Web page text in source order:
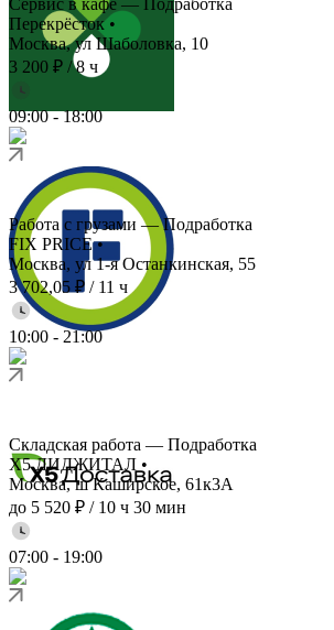
Сервис в кафе — Подработка
Перекрёсток•
Москва, ул Шаболовка, 10
3 200 ₽ /8 ч
09:00-18:00
Работа с грузами — Подработка
FIX PRICE•
Москва, ул 1-я Останкинская, 55
3 702,05 ₽ / 11 ч
10:00 - 21:00
Складская работа — Подработка
X5 ДИДЖИТАЛ •
Москва, ш Каширское, 61к3А
до 5 520 ₽ / 10 ч 30 мин
07:00 - 19:00